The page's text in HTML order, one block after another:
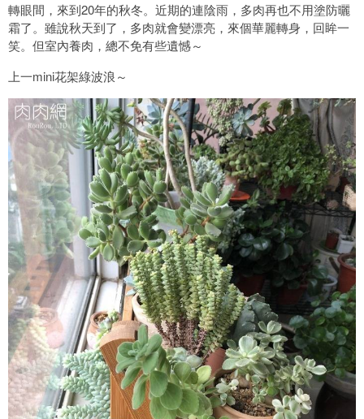
轉眼間，來到20年的秋冬。近期的連陰雨，多肉再也不用塗防曬
霜了。雖說秋天到了，多肉就會變漂亮，來個華麗轉身，回眸一
笑。但室內養肉，總不免有些遺憾～
上一mini花架綠波浪～